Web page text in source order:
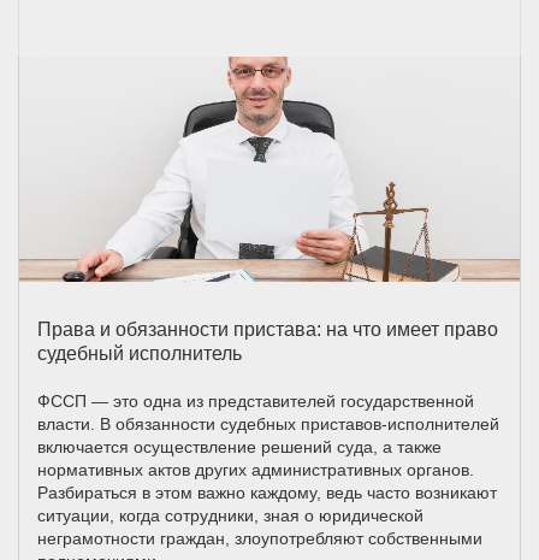
Права и обязанности пристава: на что имеет право
судебный исполнитель
ФССП — это одна из представителей государственной
власти. В обязанности судебных приставов-исполнителей
включается осуществление решений суда, а также
нормативных актов других административных органов.
Разбираться в этом важно каждому, ведь часто возникают
ситуации, когда сотрудники, зная о юридической
неграмотности граждан, злоупотребляют собственными